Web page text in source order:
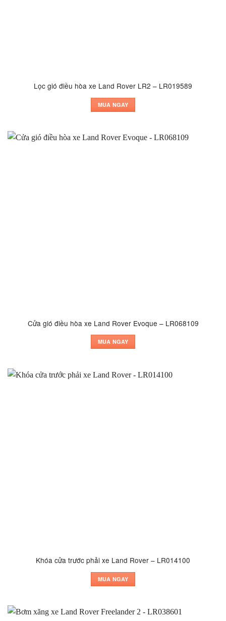
Lọc gió điều hòa xe Land Rover LR2 – LR019589
MUA NGAY
Cửa gió điều hòa xe Land Rover Evoque – LR068109
MUA NGAY
Khóa cửa trước phải xe Land Rover – LR014100
MUA NGAY